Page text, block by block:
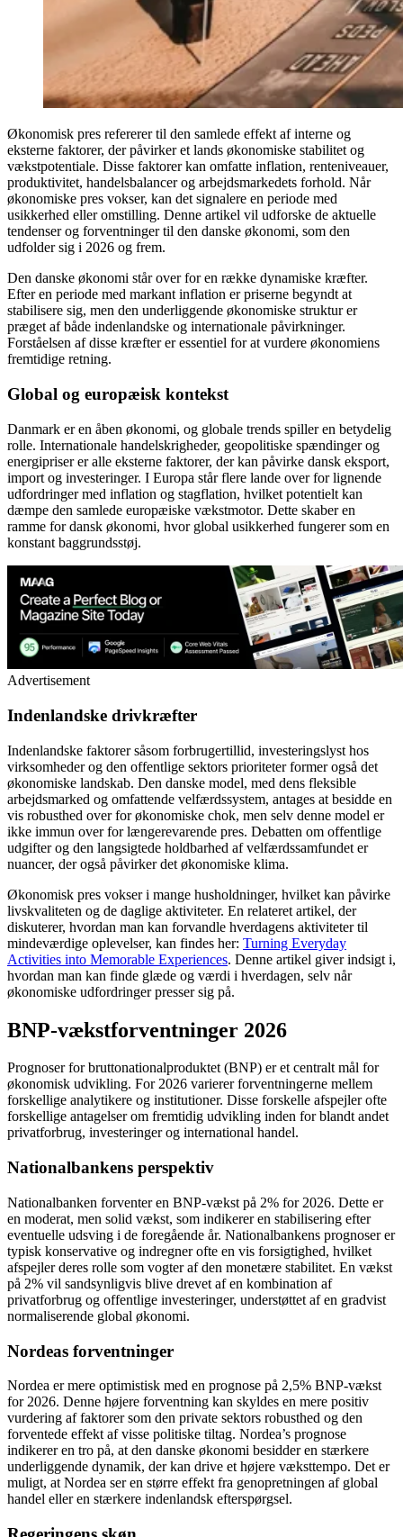
Økonomisk pres refererer til den samlede effekt af interne og
eksterne faktorer, der påvirker et lands økonomiske stabilitet og
vækstpotentiale. Disse faktorer kan omfatte inflation, renteniveauer,
produktivitet, handelsbalancer og arbejdsmarkedets forhold. Når
økonomiske pres vokser, kan det signalere en periode med
usikkerhed eller omstilling. Denne artikel vil udforske de aktuelle
tendenser og forventninger til den danske økonomi, som den
udfolder sig i 2026 og frem.
Den danske økonomi står over for en række dynamiske kræfter.
Efter en periode med markant inflation er priserne begyndt at
stabilisere sig, men den underliggende økonomiske struktur er
præget af både indenlandske og internationale påvirkninger.
Forståelsen af disse kræfter er essentiel for at vurdere økonomiens
fremtidige retning.
Global og europæisk kontekst
Danmark er en åben økonomi, og globale trends spiller en betydelig
rolle. Internationale handelskrigheder, geopolitiske spændinger og
energipriser er alle eksterne faktorer, der kan påvirke dansk eksport,
import og investeringer. I Europa står flere lande over for lignende
udfordringer med inflation og stagflation, hvilket potentielt kan
dæmpe den samlede europæiske vækstmotor. Dette skaber en
ramme for dansk økonomi, hvor global usikkerhed fungerer som en
konstant baggrundsstøj.
Advertisement
Indenlandske drivkræfter
Indenlandske faktorer såsom forbrugertillid, investeringslyst hos
virksomheder og den offentlige sektors prioriteter former også det
økonomiske landskab. Den danske model, med dens fleksible
arbejdsmarked og omfattende velfærdssystem, antages at besidde en
vis robusthed over for økonomiske chok, men selv denne model er
ikke immun over for længerevarende pres. Debatten om offentlige
udgifter og den langsigtede holdbarhed af velfærdssamfundet er
nuancer, der også påvirker det økonomiske klima.
Økonomisk pres vokser i mange husholdninger, hvilket kan påvirke
livskvaliteten og de daglige aktiviteter. En relateret artikel, der
diskuterer, hvordan man kan forvandle hverdagens aktiviteter til
mindeværdige oplevelser, kan findes her: Turning Everyday
Activities into Memorable Experiences. Denne artikel giver indsigt i,
hvordan man kan finde glæde og værdi i hverdagen, selv når
økonomiske udfordringer presser sig på.
BNP-vækstforventninger 2026
Prognoser for bruttonationalproduktet (BNP) er et centralt mål for
økonomisk udvikling. For 2026 varierer forventningerne mellem
forskellige analytikere og institutioner. Disse forskelle afspejler ofte
forskellige antagelser om fremtidig udvikling inden for blandt andet
privatforbrug, investeringer og international handel.
Nationalbankens perspektiv
Nationalbanken forventer en BNP-vækst på 2% for 2026. Dette er
en moderat, men solid vækst, som indikerer en stabilisering efter
eventuelle udsving i de foregående år. Nationalbankens prognoser er
typisk konservative og indregner ofte en vis forsigtighed, hvilket
afspejler deres rolle som vogter af den monetære stabilitet. En vækst
på 2% vil sandsynligvis blive drevet af en kombination af
privatforbrug og offentlige investeringer, understøttet af en gradvist
normaliserende global økonomi.
Nordeas forventninger
Nordea er mere optimistisk med en prognose på 2,5% BNP-vækst
for 2026. Denne højere forventning kan skyldes en mere positiv
vurdering af faktorer som den private sektors robusthed og den
forventede effekt af visse politiske tiltag. Nordea’s prognose
indikerer en tro på, at den danske økonomi besidder en stærkere
underliggende dynamik, der kan drive et højere væksttempo. Det er
muligt, at Nordea ser en større effekt fra genopretningen af global
handel eller en stærkere indenlandsk efterspørgsel.